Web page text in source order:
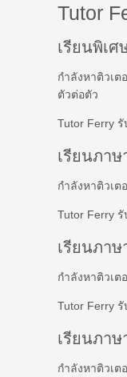
Tutor
เรียนพิเ
กำลังหาติวเ
ตัวต่อตัว
Tutor Ferry
เรียนภา
กำลังหาติวเ
Tutor Ferry
เรียนภา
กำลังหาติวเ
Tutor Ferry
เรียนภา
กำลังหาติวเต